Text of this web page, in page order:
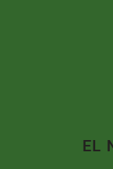
EL